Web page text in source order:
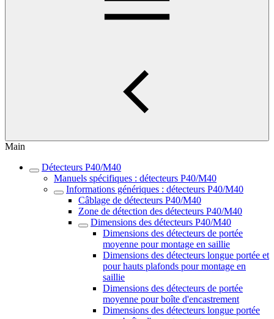
Main
Détecteurs P40/M40
Manuels spécifiques : détecteurs P40/M40
Informations génériques : détecteurs P40/M40
Câblage de détecteurs P40/M40
Zone de détection des détecteurs P40/M40
Dimensions des détecteurs P40/M40
Dimensions des détecteurs de portée
moyenne pour montage en saillie
Dimensions des détecteurs longue portée et
pour hauts plafonds pour montage en
saillie
Dimensions des détecteurs de portée
moyenne pour boîte d'encastrement
Dimensions des détecteurs longue portée